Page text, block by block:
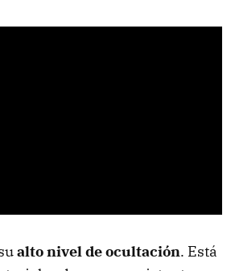
alto nivel de ocultación. Está